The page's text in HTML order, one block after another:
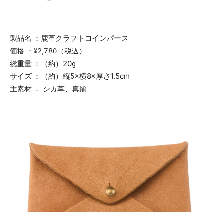
製品名 ：鹿革クラフトコインパース
価格 ：¥2,780（税込）
総重量 ：（約）20g
サイズ ：（約）縦5×横8×厚さ1.5cm
主素材 ： シカ革、真鍮